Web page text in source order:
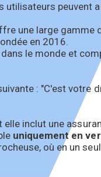
peuvent
une large
en 2016.
le monde et
: "C'est
inclut une
uniquement en
où en un